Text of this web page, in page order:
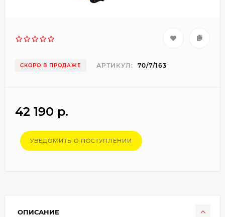
СКОРО В ПРОДАЖЕ АРТИКУЛ: 70/7/163
42 190 p.
УВЕДОМИТЬ О ПОСТУПЛЕНИИ
ОПИСАНИЕ